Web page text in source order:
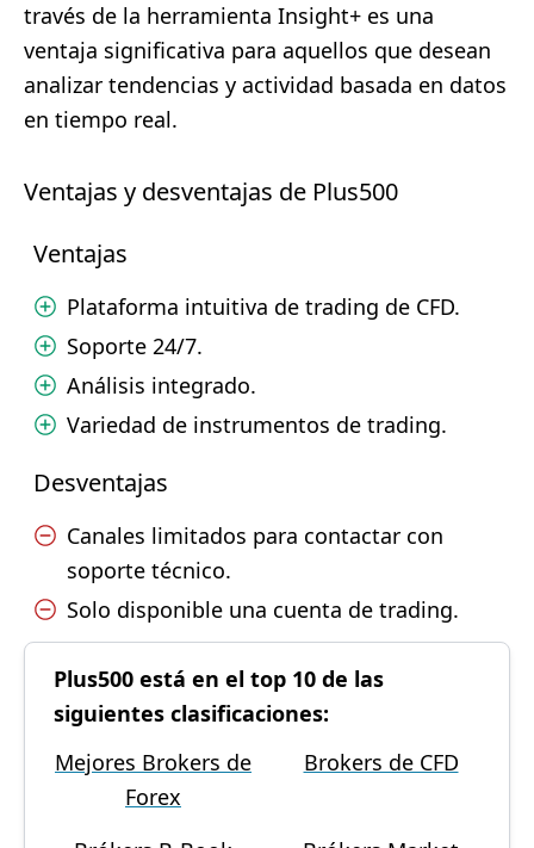
través de la herramienta Insight+ es una
ventaja significativa para aquellos que desean
analizar tendencias y actividad basada en datos
en tiempo real.
Ventajas y desventajas de Plus500
Ventajas
Plataforma intuitiva de trading de CFD.
Soporte 24/7.
Análisis integrado.
Variedad de instrumentos de trading.
Desventajas
Canales limitados para contactar con
soporte técnico.
Solo disponible una cuenta de trading.
Plus500 está en el top 10 de las
siguientes clasificaciones:
Mejores Brokers de
Forex
Brokers de CFD